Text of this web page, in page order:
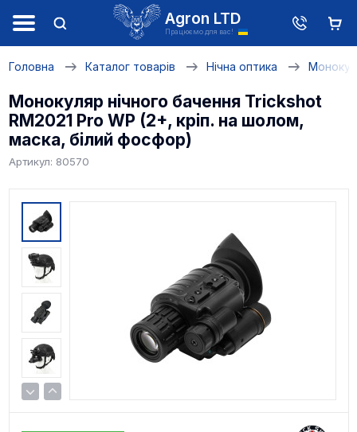
Agron LTD
Працюємо для вас!
Головна Каталог товарів Нічна оптика
Монокуляр нічного бачення Trickshot
RM2021 Pro WP (2+, кріп. на шолом,
маска, білий фосфор)
Артикул: 80570